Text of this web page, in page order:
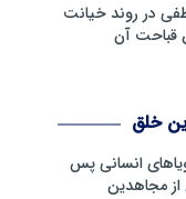
در روند خیانت
قباحت آن
خلق
انسانی پس
از مجاهدین